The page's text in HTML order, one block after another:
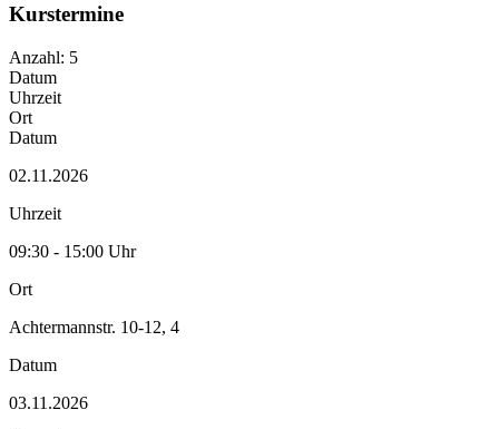
Kurstermine
Anzahl: 5
Datum
Uhrzeit
Ort
Datum
02.11.2026
Uhrzeit
09:30 - 15:00 Uhr
Ort
Achtermannstr. 10-12, 4
Datum
03.11.2026